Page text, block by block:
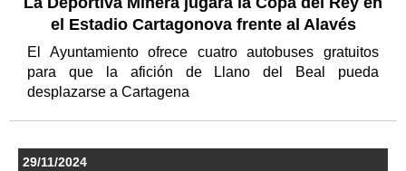
el Estadio Cartagonova frente al Alavés
El Ayuntamiento ofrece cuatro autobuses gratuitos
para que la afición de Llano del Beal pueda
desplazarse a Cartagena
29/11/2024